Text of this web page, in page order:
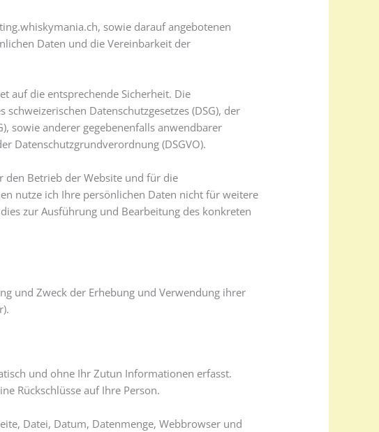
sowie darauf angebotenen
Daten und die Vereinbarkeit der
auf die entsprechende Sicherheit. Die
Datenschutzgesetzes (DSG), der
sowie anderer gegebenenfalls anwendbarer
Datenschutzgrundverordnung (DSGVO).
den Betrieb der Website und für die
nutze ich Ihre persönlichen Daten nicht für weitere
zur Ausführung und Bearbeitung des konkreten
und Zweck der Erhebung und Verwendung ihrer
und ohne Ihr Zutun Informationen erfasst.
Rückschlüsse auf Ihre Person.
Datei, Datum, Datenmenge, Webbrowser und